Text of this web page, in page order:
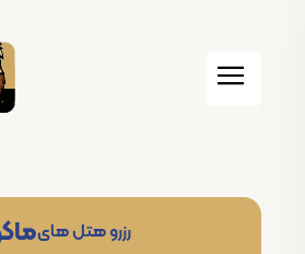
رزرو هتل های